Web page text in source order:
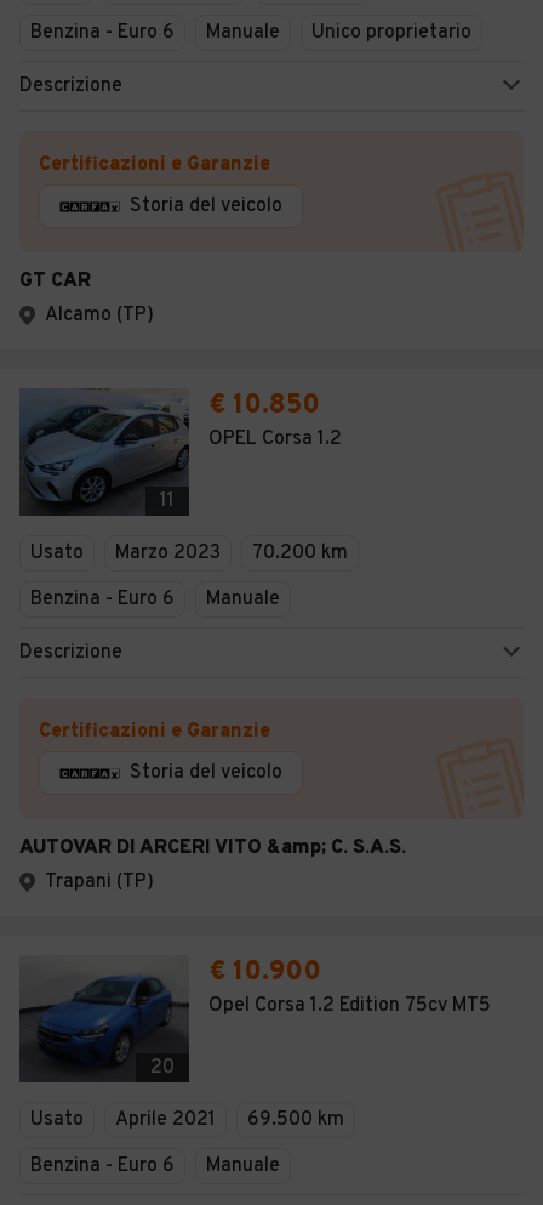
Benzina - Euro 6
Manuale Unico proprietario
Descrizione
Certificazioni e Garanzie
Storia del veicolo
GT CAR
Alcamo (TP)
11
€ 10.850
OPEL Corsa 1.2
Usato Marzo 2023
70.200 km
Benzina - Euro 6
Manuale
Descrizione
Certificazioni e Garanzie
Storia del veicolo
AUTOVAR DI ARCERI VITO &amp; C. S.A.S.
Trapani (TP)
20
€ 10.900
Opel Corsa 1.2 Edition 75cv MT5
Usato Aprile 2021
69.500 km
Benzina - Euro 6
Manuale